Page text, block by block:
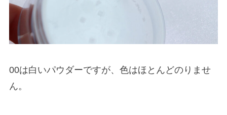
00は白いパウダーですが、色はほとんどのりませ
ん。